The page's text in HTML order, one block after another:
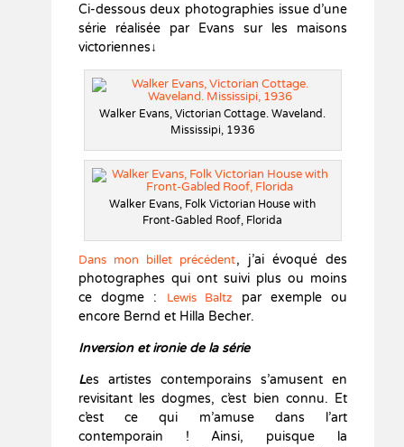
Ci-dessous deux photographies issue d’une
série réalisée par Evans sur les maisons
victoriennes↓
Walker Evans, Victorian Cottage. Waveland.
Mississipi, 1936
Walker Evans, Folk Victorian House with
Front-Gabled Roof, Florida
Dans mon billet précédent,
j’ai évoqué des
photographes qui ont suivi plus ou moins
ce dogme :
Lewis Baltz
par exemple ou
encore Bernd et Hilla Becher.
Inversion et ironie de la série
Les artistes contemporains s’amusent en
revisitant les dogmes, c’est bien connu. Et
c’est ce qui m’amuse dans l’art
contemporain ! Ainsi, puisque la